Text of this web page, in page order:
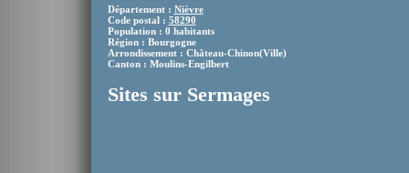
Département : Nièvre
Code postal : 58290
Population : 0 habitants
Région : Bourgogne
Arrondissement : Château-Chinon(Ville)
Canton : Moulins-Engilbert
Sites sur Sermages